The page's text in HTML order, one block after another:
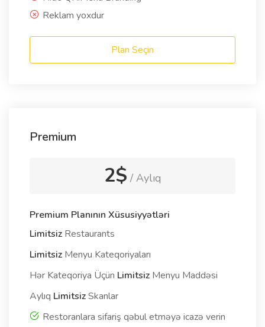
Reklam yoxdur
Plan Seçin
Premium
2$ / Aylıq
Premium Planının Xüsusiyyətləri
Limitsiz Restaurants
Limitsiz Menyu Kateqoriyaları
Hər Kateqoriya Üçün Limitsiz Menyu Maddəsi
Aylıq LimitsizSkanlar
Restoranlara sifariş qəbul etməyə icazə verin